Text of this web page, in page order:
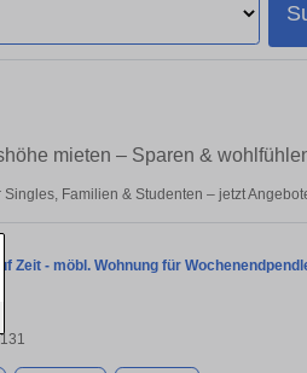
mieten – Sparen &
Familien & Studenten – jetzt
Zeit - möbl. Wohnung für